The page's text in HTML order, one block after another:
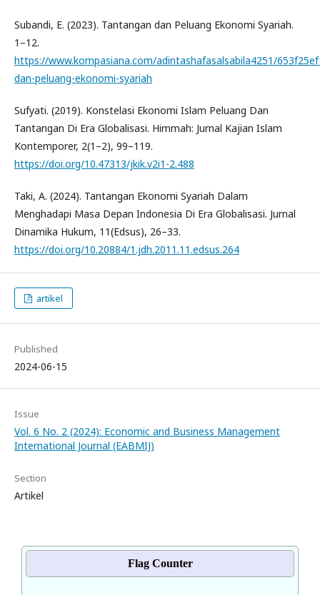
Subandi, E. (2023). Tantangan dan Peluang Ekonomi Syariah.
1–12.
https://www.kompasiana.com/adintashafasalsabila4251/
dan-peluang-ekonomi-syariah
Sufyati. (2019). Konstelasi Ekonomi Islam Peluang Dan
Tantangan Di Era Globalisasi. Himmah: Jurnal Kajian Islam
Kontemporer, 2(1–2), 99–119.
https://doi.org/10.47313/jkik.v2i1-2.488
Taki, A. (2024). Tantangan Ekonomi Syariah Dalam
Menghadapi Masa Depan Indonesia Di Era Globalisasi. Jurnal
Dinamika Hukum, 11(Edsus), 26–33.
https://doi.org/10.20884/1.jdh.2011.11.edsus.264
artikel
Published
2024-06-15
Issue
Vol. 6 No. 2 (2024): Economic and Business Management
International Journal (EABMIJ)
Section
Artikel
Flag Counter